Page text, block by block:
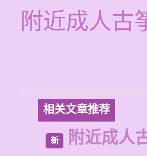
附近成人古
相关文章推荐
新 附近成人